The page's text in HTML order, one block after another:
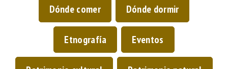
Dónde comer Dónde dormir
Etnografía Eventos